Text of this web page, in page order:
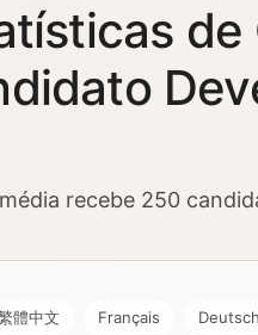
recebe 250
體中文 Français Deutsch